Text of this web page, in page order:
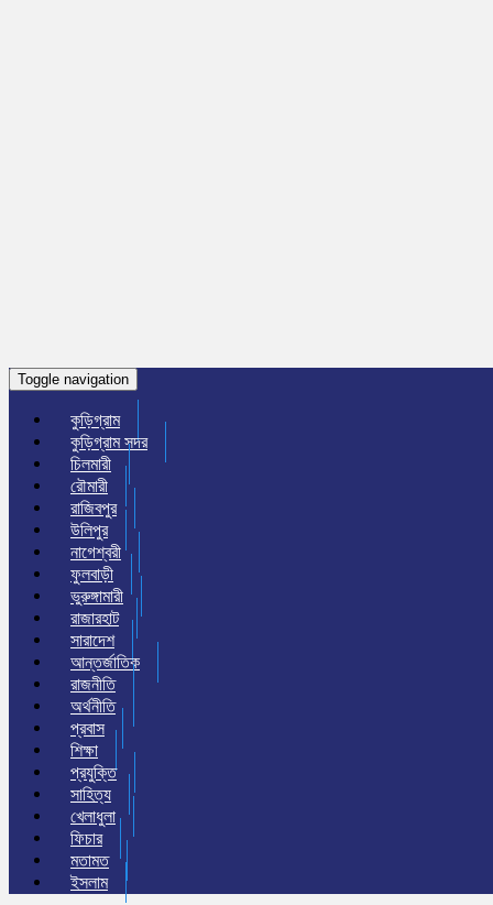
Toggle navigation
কুড়িগ্রাম
কুড়িগ্রাম সদর
চিলমারী
রৌমারী
রাজিবপুর
উলিপুর
নাগেশ্বরী
ফুলবাড়ী
ভুরুঙ্গামারী
রাজারহাট
সারাদেশ
আন্তর্জাতিক
রাজনীতি
অর্থনীতি
প্রবাস
শিক্ষা
প্রযুক্তি
সাহিত্য
খেলাধুলা
ফিচার
মতামত
ইসলাম